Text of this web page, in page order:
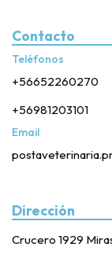
Contacto
Teléfonos
+56652260270
+56981203101
Email
Dirección
Crucero 1929